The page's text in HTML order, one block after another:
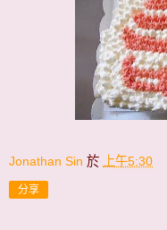
Jonathan Sin 於 上午5:30
分享